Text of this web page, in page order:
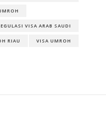
VISA ARAB SAUDI
RIAU VISA UMROH